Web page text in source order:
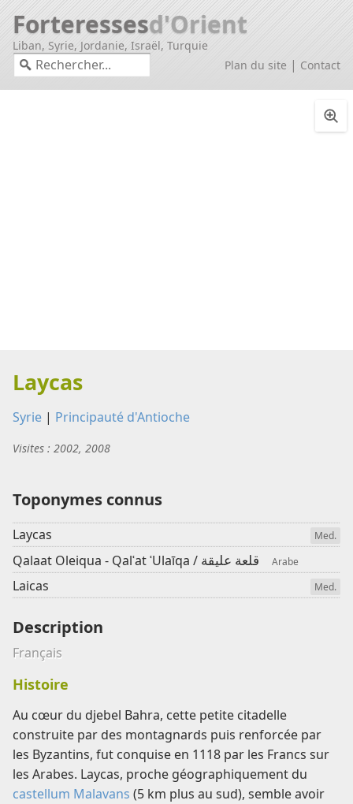
Forteressesd'Orient
Liban, Syrie, Jordanie, Israël, Turquie
Plan du site | Contact
Laycas
Syrie | Principauté d'Antioche
Visites : 2002, 2008
Toponymes connus
Laycas Med.
Qalaat Oleiqua - Qalʿat ʿUlaīqa / قلعة عليقة Arabe
Laicas Med.
Description
Français
Histoire
Au cœur du djebel Bahra, cette petite citadelle
construite par des montagnards puis renforcée par
les Byzantins, fut conquise en 1118 par les Francs sur
les Arabes. Laycas, proche géographiquement du
castellum Malavans (5 km plus au sud), semble avoir